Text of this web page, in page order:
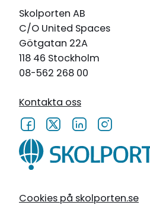
Cookies på skolporten.se
Skolporten AB
C/O United Spaces
Götgatan 22A
118 46 Stockholm
08-562 268 00
Kontakta oss